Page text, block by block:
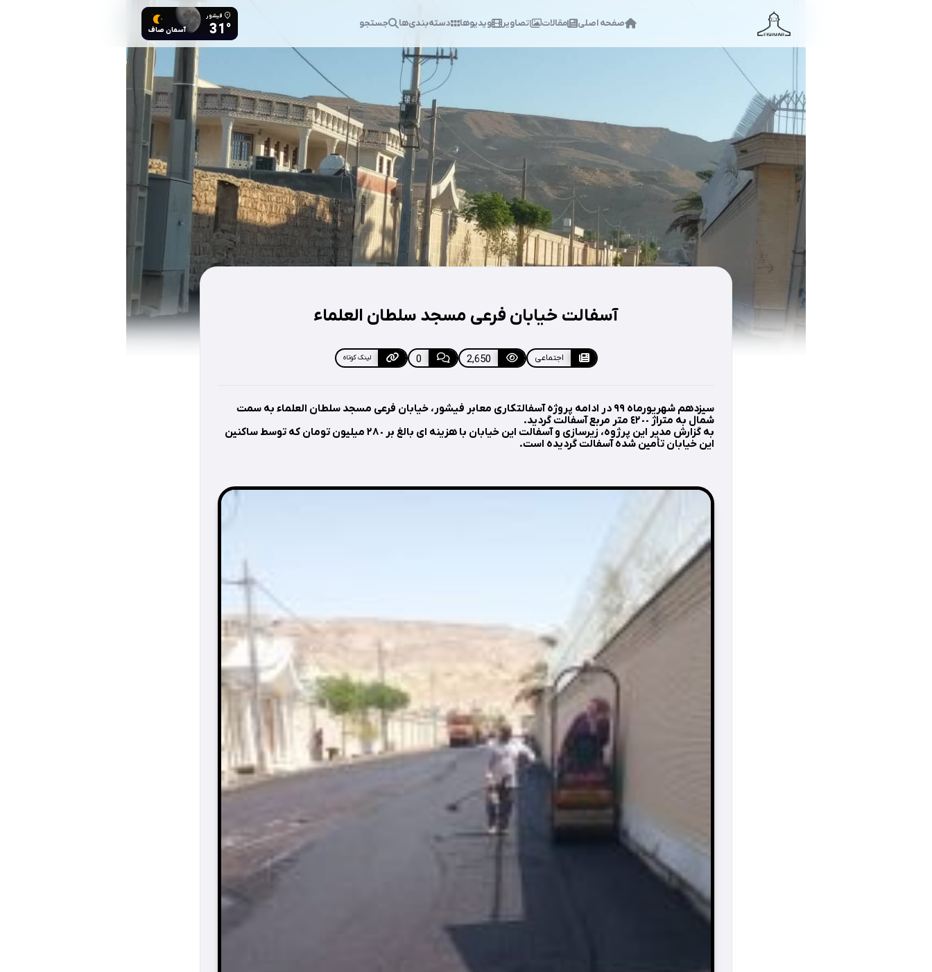
صفحه اصلی مقالات تصاویر ویدیوها دسته‌بندی‌ها جستجو
فیشور
31° آسمان صاف
جستجو ...
آسفالت خیابان فرعی مسجد سلطان العلماء
اجتماعی 2,650
0 لینک کوتاه
سيزدهم شهريورماه ٩٩ در ادامه پروژه آسفالتكاری معابر فيشور، خيابان فرعی مسجد سلطان العلماء به سمت
شمال به متراژ ٤٢٠٠ متر مربع آسفالت گرديد.
به گزارش مدير اين پرژوه، زيرسازی و آسفالت اين خيابان با هزينه ای بالغ بر ٢٨٠ ميليون تومان كه توسط ساكنين
اين خيابان تأمين شده آسفالت گرديده است.